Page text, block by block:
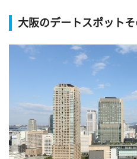
大阪のデートスポット